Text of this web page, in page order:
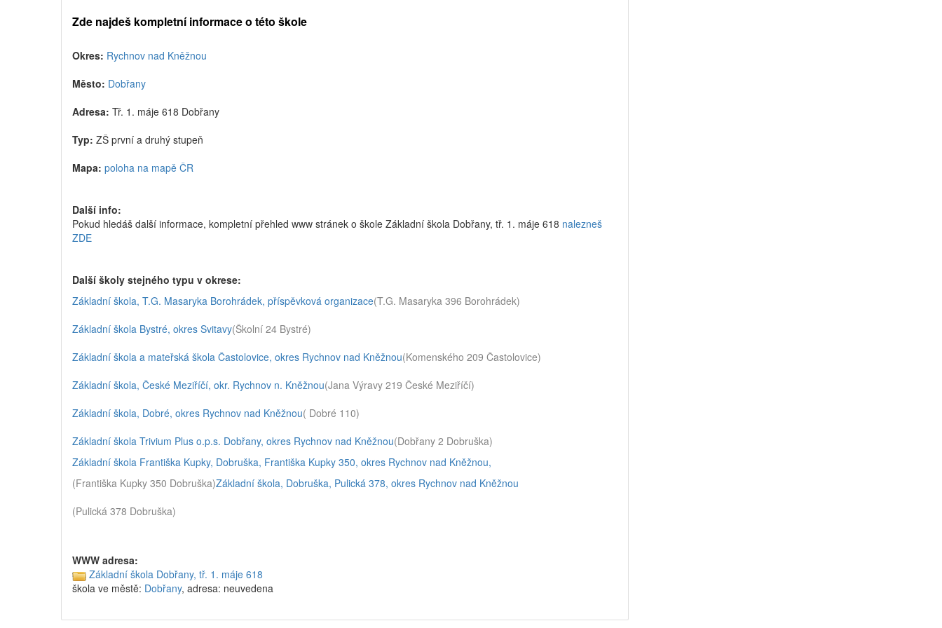
Zde najdeš kompletní informace o této škole
Okres: Rychnov nad Kněžnou
Město: Dobřany
Adresa: Tř. 1. máje 618 Dobřany
Typ: ZŠ první a druhý stupeň
Mapa: poloha na mapě ČR
Další info:
Pokud hledáš další informace, kompletní přehled www stránek o škole Základní škola Dobřany, tř. 1. máje 618 nalezneš
ZDE
Další školy stejného typu v okrese:
Základní škola, T.G. Masaryka Borohrádek, příspěvková organizace(T.G. Masaryka 396 Borohrádek)
Základní škola Bystré, okres Svitavy(Školní 24 Bystré)
Základní škola a mateřská škola Častolovice, okres Rychnov nad Kněžnou(Komenského 209 Častolovice)
Základní škola, České Meziříčí, okr. Rychnov n. Kněžnou(Jana Výravy 219 České Meziříčí)
Základní škola, Dobré, okres Rychnov nad Kněžnou( Dobré 110)
Základní škola Trivium Plus o.p.s. Dobřany, okres Rychnov nad Kněžnou(Dobřany 2 Dobruška)
Základní škola Františka Kupky, Dobruška, Františka Kupky 350, okres Rychnov nad Kněžnou,
(Františka Kupky 350 Dobruška)Základní škola, Dobruška, Pulická 378, okres Rychnov nad Kněžnou
(Pulická 378 Dobruška)
WWW adresa:
Základní škola Dobřany, tř. 1. máje 618
škola ve městě: Dobřany, adresa: neuvedena